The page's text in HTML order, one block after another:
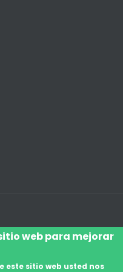
web para mejorar
este sitio web usted nos